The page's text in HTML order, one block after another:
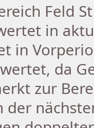
Feld
in
in
da
zur
der